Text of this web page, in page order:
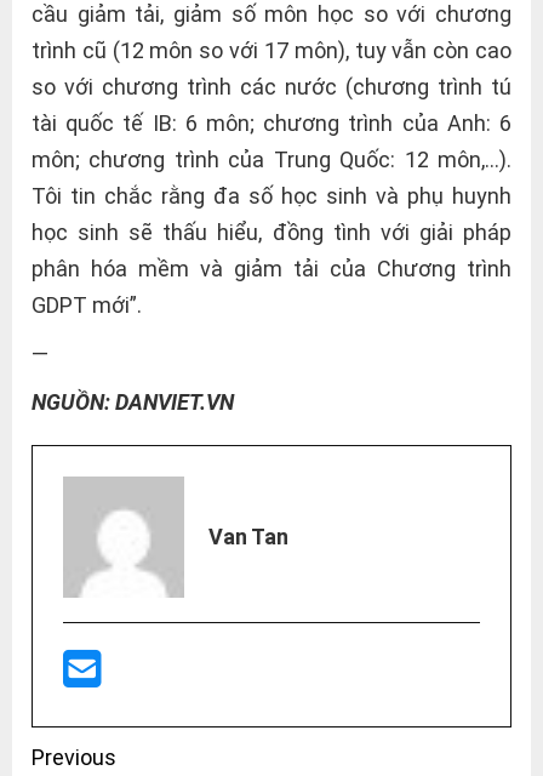
cầu giảm tải, giảm số môn học so với chương
trình cũ (12 môn so với 17 môn), tuy vẫn còn cao
so với chương trình các nước (chương trình tú
tài quốc tế IB: 6 môn; chương trình của Anh: 6
môn; chương trình của Trung Quốc: 12 môn,…).
Tôi tin chắc rằng đa số học sinh và phụ huynh
học sinh sẽ thấu hiểu, đồng tình với giải pháp
phân hóa mềm và giảm tải của Chương trình
GDPT mới”.
—
NGUỒN: DANVIET.VN
Van Tan
Post
Previous